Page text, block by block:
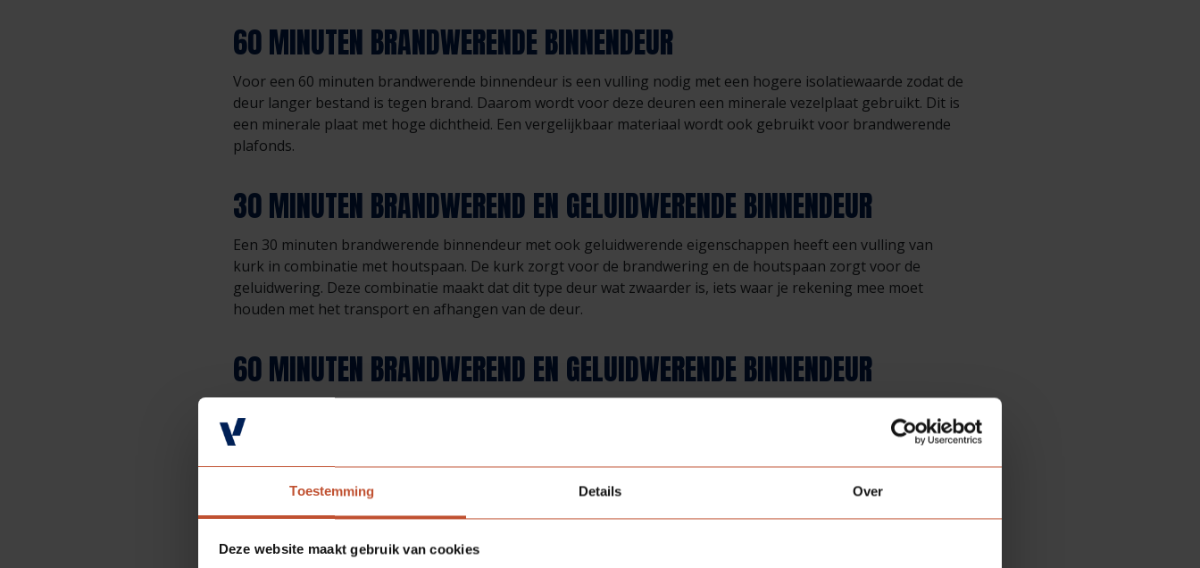
Toestemming Details Over
Deze website maakt gebruik van cookies
60 MINUTEN BRANDWERENDE BINNENDEUR
Voor een 60 minuten brandwerende binnendeur is een vulling nodig met een hogere isolatiewaarde zodat de
deur langer bestand is tegen brand. Daarom wordt voor deze deuren een minerale vezelplaat gebruikt. Dit is
een minerale plaat met hoge dichtheid. Een vergelijkbaar materiaal wordt ook gebruikt voor brandwerende
plafonds.
30 MINUTEN BRANDWEREND EN GELUIDWERENDE BINNENDEUR
Een 30 minuten brandwerende binnendeur met ook geluidwerende eigenschappen heeft een vulling van
kurk in combinatie met houtspaan. De kurk zorgt voor de brandwering en de houtspaan zorgt voor de
geluidwering. Deze combinatie maakt dat dit type deur wat zwaarder is, iets waar je rekening mee moet
houden met het transport en afhangen van de deur.
60 MINUTEN BRANDWEREND EN GELUIDWERENDE BINNENDEUR
minerale vezelplaat. Door de hoge dichtheid wordt het geluid gedempt. In combinatie met dichtingen in het
kozijn kan de deurset een goede geluidwering realiseren.
BRANDWERENDE STRIPS